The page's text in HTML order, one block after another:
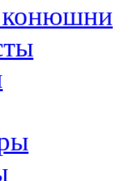
конюшни